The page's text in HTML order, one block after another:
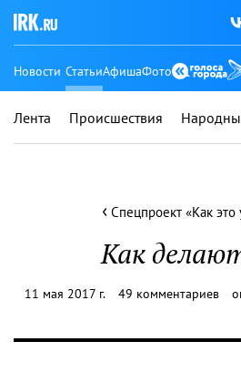
Новости СтатьиАфишаФото
Лента Происшествия
‹Спецпроект «Как это
Как
11 мая 2017 г. 49 комментариев